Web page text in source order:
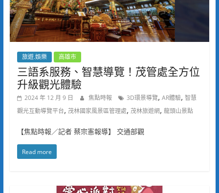
旅遊.娛樂 高雄市
三語系服務、智慧導覽！茂管處全方位
升級觀光體驗
2024 年 12 月 9 日 焦點時報 3D環景導覽, AR體驗, 智慧
觀光互動導覽平台, 茂林國家風景區管理處, 茂林旅遊網, 龍頭山景點
【焦點時報／記者 蔡宗憲報導】 交通部觀
Read more